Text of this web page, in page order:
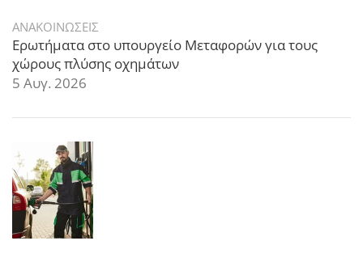
ΑΝΑΚΟΙΝΩΣΕΙΣ
Ερωτήματα στο υπουργείο Μεταφορών για τους
χώρους πλύσης οχημάτων
5 Αυγ. 2026